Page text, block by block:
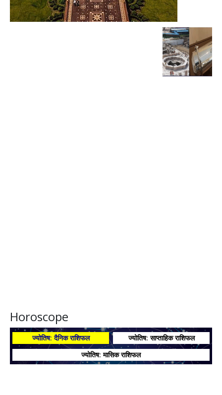
Horoscope
ज्योतिष: दैनिक राशिफल
ज्योतिष: साप्ताहिक राशिफल
ज्योतिष: मासिक राशिफल